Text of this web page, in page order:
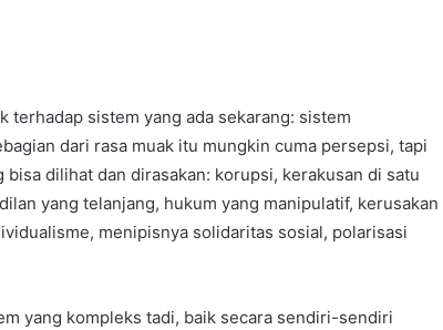
terhadap sistem yang ada sekarang: sistem
dari rasa muak itu mungkin cuma persepsi, tapi
bisa dilihat dan dirasakan: korupsi, kerakusan di satu
yang telanjang, hukum yang manipulatif, kerusakan
menipisnya solidaritas sosial, polarisasi
yang kompleks tadi, baik secara sendiri-sendiri